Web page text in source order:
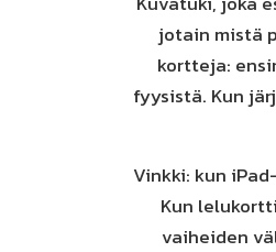
jotain mistä
kortteja:
fyysistä. Kun
Vinkki: kun
Kun
vaiheiden